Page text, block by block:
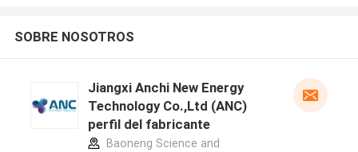
SOBRE NOSOTROS
Jiangxi Anchi New Energy
Technology Co.,Ltd (ANC)
perfil del fabricante
Baoneng Science and